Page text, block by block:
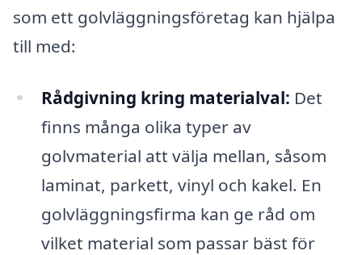
som ett golvläggningsföretag kan hjälpa
till med:
Rådgivning kring materialval: Det
finns många olika typer av
golvmaterial att välja mellan, såsom
laminat, parkett, vinyl och kakel. En
golvläggningsfirma kan ge råd om
vilket material som passar bäst för